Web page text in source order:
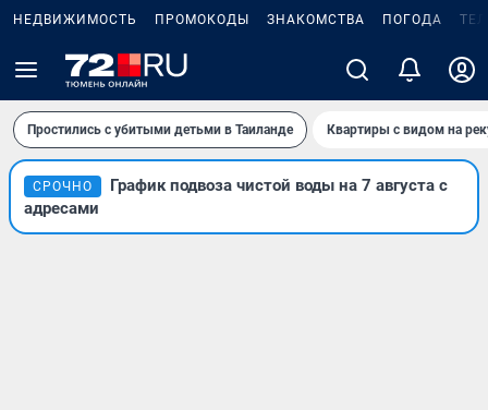
НЕДВИЖИМОСТЬ ПРОМОКОДЫ ЗНАКОМСТВА ПОГОДА
Простились с убитыми детьми в Таиланде Квартиры с видом на
СРОЧНО
График подвоза чистой воды на 7 августа с
адресами